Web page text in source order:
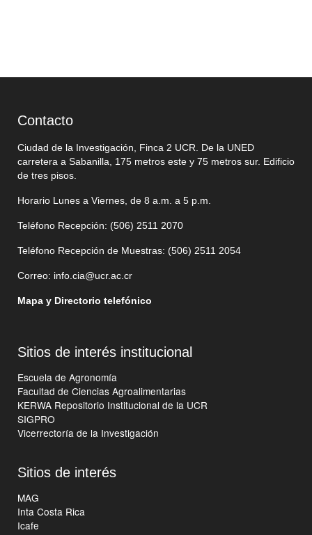
Contacto
Ciudad de la Investigación, Finca 2 UCR. De la UNED
carretera a Sabanilla, 175 metros este y 75 metros sur. Edificio
de tres pisos.
Horario Lunes a Viernes, de 8 a.m. a 5 p.m.
Teléfono Recepción: (506) 2511 2070
Teléfono Recepción de Muestras: (506) 2511 2054
Correo: info.cia@ucr.ac.cr
Mapa y Directorio telefónico
Sitios de interés institucional
Escuela de Agronomía
Facultad de Ciencias Agroalimentarias
KERWA Repositorio Institucional de la UCR
SIGPRO
Vicerrectoría de la Investigación
Sitios de interés
MAG
Inta Costa Rica
Icafe